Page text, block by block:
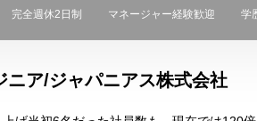
完全週休2日制 マネージャー経験歓迎 学
ニア/ジャパニアス株式会社